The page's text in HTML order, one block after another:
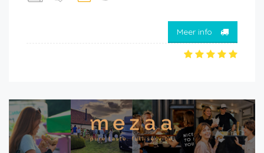
Meer info